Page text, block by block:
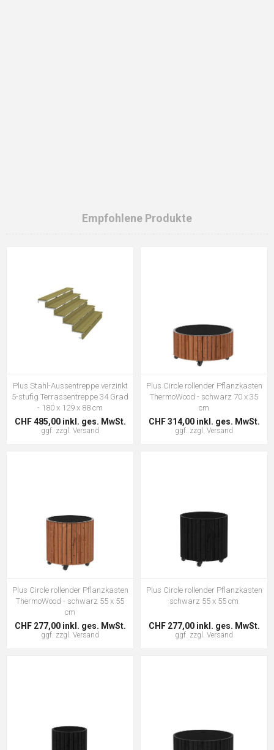
Empfohlene Produkte
Plus Stahl-Aussentreppe verzinkt
5-stufig Terrassentreppe 34 Grad
- 180 x 129 x 88 cm
CHF 485,00 inkl. ges. MwSt.
ggf. zzgl. Versand
Plus Circle rollender Pflanzkasten
ThermoWood - schwarz 70 x 35
cm
CHF 314,00 inkl. ges. MwSt.
ggf. zzgl. Versand
Plus Circle rollender Pflanzkasten
ThermoWood - schwarz 55 x 55
cm
CHF 277,00 inkl. ges. MwSt.
ggf. zzgl. Versand
Plus Circle rollender Pflanzkasten
schwarz 55 x 55 cm
CHF 277,00 inkl. ges. MwSt.
ggf. zzgl. Versand